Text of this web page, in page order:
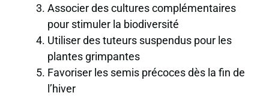
Associer des cultures complémentaires
pour stimuler la biodiversité
Utiliser des tuteurs suspendus pour les
plantes grimpantes
Favoriser les semis précoces dès la fin de
l’hiver